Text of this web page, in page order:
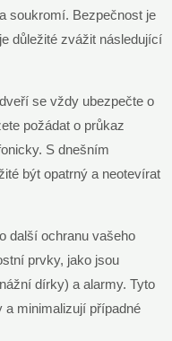
soukromí. Bezpečnost je
důležité zvážit následující
se vždy ubezpečte o
požádat o průkaz
S dnešním
být opatrný a neotevírat
další ochranu vašeho
prvky, jako jsou
dírky) a alarmy. Tyto
minimalizují případné